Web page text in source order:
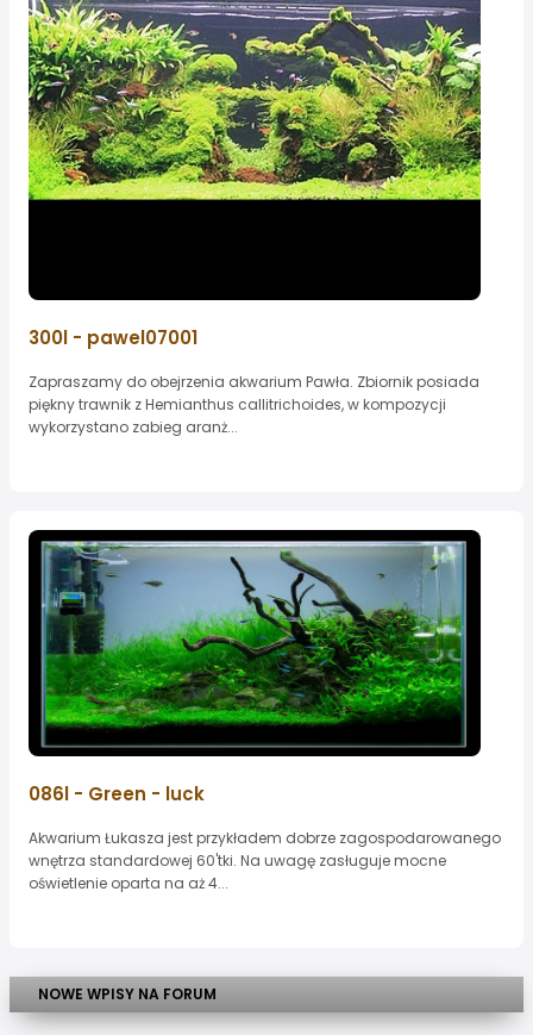
300l - pawel07001
Zapraszamy do obejrzenia akwarium Pawła. Zbiornik posiada
piękny trawnik z Hemianthus callitrichoides, w kompozycji
wykorzystano zabieg aranż...
086l - Green - luck
Akwarium Łukasza jest przykładem dobrze zagospodarowanego
wnętrza standardowej 60'tki. Na uwagę zasługuje mocne
oświetlenie oparta na aż 4...
NOWE WPISY NA FORUM